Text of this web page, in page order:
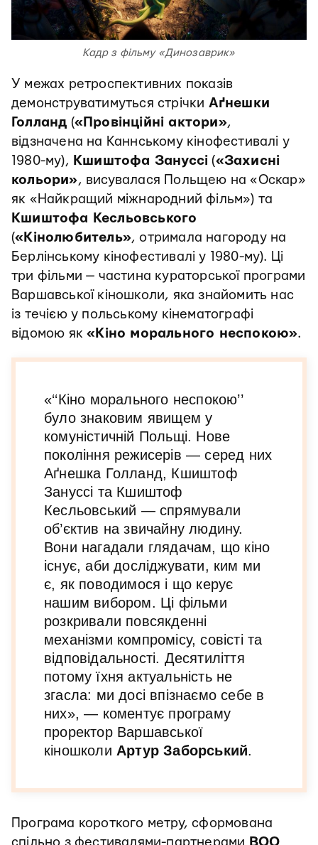
Кадр з фільму «Динозаврик»
У межах ретроспективних показів
демонструватимуться стрічки Аґнешки
Голланд («Провінційні актори»,
відзначена на Каннському кінофестивалі у
1980-му), Кшиштофа Зануссі («Захисні
кольори», висувалася Польщею на «Оскар»
як «Найкращий міжнародний фільм») та
Кшиштофа Кесльовського
(«Кінолюбитель», отримала нагороду на
Берлінському кінофестивалі у 1980-му). Ці
три фільми — частина кураторської програми
Варшавської кіношколи, яка знайомить нас
із течією у польському кінематографі
відомою як«Кіно морального неспокою».
«‘‘Кіно морального неспокою’’
було знаковим явищем у
комуністичній Польщі. Нове
покоління режисерів — серед них
Аґнешка Голланд, Кшиштоф
Зануссі та Кшиштоф
Кесльовський — спрямували
об’єктив на звичайну людину.
Вони нагадали глядачам, що кіно
існує, аби досліджувати, ким ми
є, як поводимося і що керує
нашим вибором. Ці фільми
розкривали повсякденні
механізми компромісу, совісті та
відповідальності. Десятиліття
потому їхня актуальність не
згасла: ми досі впізнаємо себе в
них», — коментує програму
проректор Варшавської
кіношколи Артур Заборський.
Програма короткого метру, сформована